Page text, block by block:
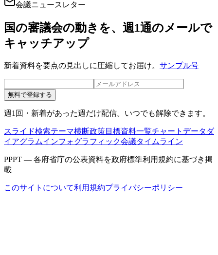
会議ニュースレター
国の審議会の動きを、週1通のメールで
キャッチアップ
新着資料を要点の見出しに圧縮してお届け。 サンプル号
無料で登録する
週1回・新着があった週だけ配信。いつでも解除できます。
スライド検索テーマ横断政策目標資料一覧チャートデータ ダ
イアグラムインフォグラフィック会議タイムライン
PPPT — 各府省庁の公表資料を政府標準利用規約に基づき掲
載
このサイトについて利用規約プライバシーポリシー